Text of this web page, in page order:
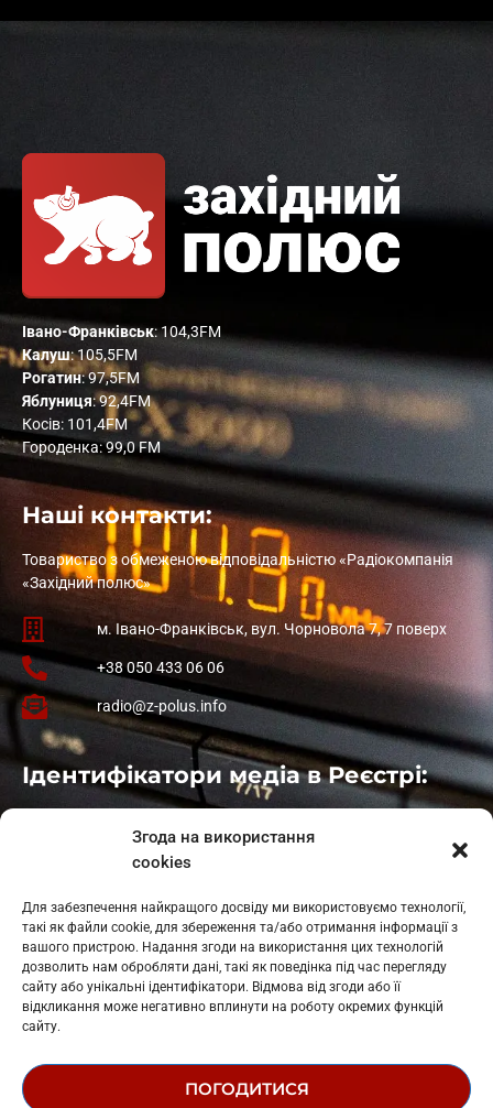
Згода на використання
cookies
Для забезпечення найкращого досвіду ми використовуємо технології,
такі як файли cookie, для збереження та/або отримання інформації з
вашого пристрою. Надання згоди на використання цих технологій
дозволить нам обробляти дані, такі як поведінка під час перегляду
сайту або унікальні ідентифікатори. Відмова від згоди або її
відкликання може негативно вплинути на роботу окремих функцій
сайту.
ПОГОДИТИСЯ
Івано-Франківськ: 104,3FM
Калуш: 105,5FM
Рогатин: 97,5FM
Яблуниця: 92,4FM
Косів: 101,4FM
Городенка: 99,0 FM
Наші контакти:
Товариство з обмеженою відповідальністю «Радіокомпанія
«Західний полюс»
м. Івано-Франківськ, вул. Чорновола 7, 7 поверх
+38 050 433 06 06
radio@z-polus.info
Ідентифікатори медіа в Реєстрі:
: L11-01410
: L11-01801
Косів: L11-01805
Гарасимів: L11-02274